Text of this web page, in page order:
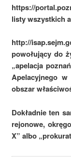
https://
listy wszystkich
http://
powołujący do
„apelacja
Apelacyjnego
obszar
Dokładnie ten
rejonowe,
X” albo